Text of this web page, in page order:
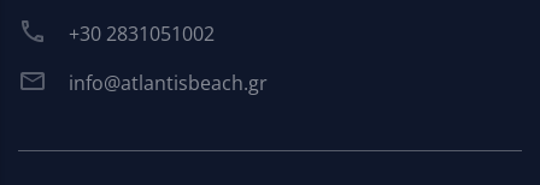
+30 2831051002
info@atlantisbeach.gr